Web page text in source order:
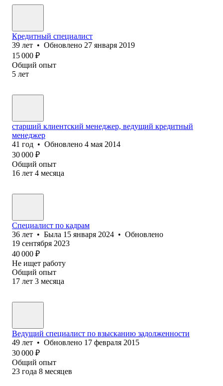
Кредитный специалист
39 лет • Обновлено 27 января 2019
15 000 ₽
Общий опыт
5 лет
старший клиентский менеджер, ведущий кредитный
менеджер
41 год • Обновлено 4 мая 2014
30 000 ₽
Общий опыт
16 лет 4 месяца
Специалист по кадрам
36 лет • Была 15 января 2024 • Обновлено
19 сентября 2023
40 000 ₽
Не ищет работу
Общий опыт
17 лет 3 месяца
Ведущий специалист по взысканию задолженности
49 лет • Обновлено 17 февраля 2015
30 000 ₽
Общий опыт
23 года 8 месяцев